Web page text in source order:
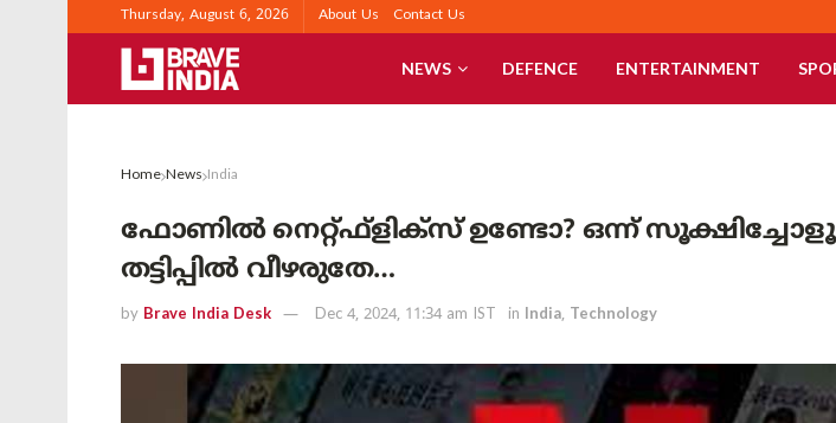
Thursday, August 6, 2026 About Us Contact Us
NEWS DEFENCE ENTERTAINMENT
Home News India
ഫോണിൽ നെറ്റ്ഫ്‌ളിക്‌സ് ഉണ്ടോ? ഒന്ന്
തട്ടിപ്പിൽ വീഴരുതേ…
by Brave India Desk Dec 4, 2024, 11:34 am IST in India, Technology